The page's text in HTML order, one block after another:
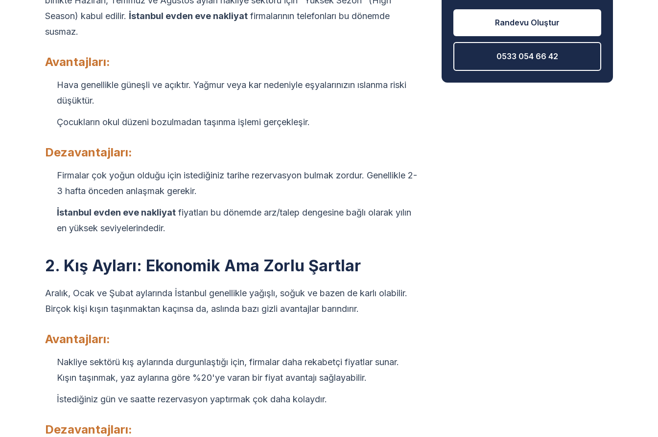
Season) kabul edilir. İstanbul evden eve nakliyat firmalarının telefonları bu dönemde
susmaz.
Avantajları:
Hava genellikle güneşli ve açıktır. Yağmur veya kar nedeniyle eşyalarınızın ıslanma riski
düşüktür.
Çocukların okul düzeni bozulmadan taşınma işlemi gerçekleşir.
Dezavantajları:
Firmalar çok yoğun olduğu için istediğiniz tarihe rezervasyon bulmak zordur. Genellikle 2-
3 hafta önceden anlaşmak gerekir.
İstanbul evden eve nakliyat fiyatları bu dönemde arz/talep dengesine bağlı olarak yılın
en yüksek seviyelerindedir.
2. Kış Ayları: Ekonomik Ama Zorlu Şartlar
Aralık, Ocak ve Şubat aylarında İstanbul genellikle yağışlı, soğuk ve bazen de karlı olabilir.
Birçok kişi kışın taşınmaktan kaçınsa da, aslında bazı gizli avantajlar barındırır.
Avantajları:
Nakliye sektörü kış aylarında durgunlaştığı için, firmalar daha rekabetçi fiyatlar sunar.
Kışın taşınmak, yaz aylarına göre %20'ye varan bir fiyat avantajı sağlayabilir.
İstediğiniz gün ve saatte rezervasyon yaptırmak çok daha kolaydır.
Dezavantajları:
Randevu Oluştur
0533 054 66 42